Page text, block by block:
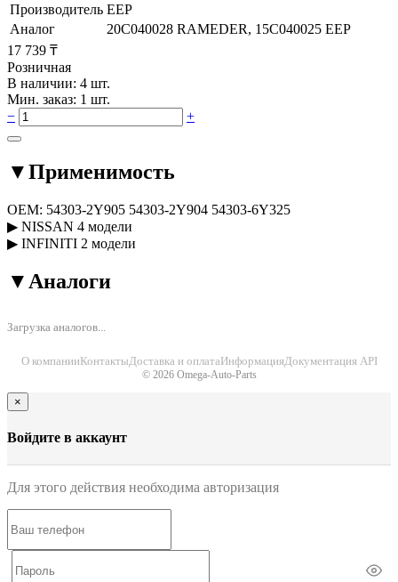
Производитель EEP
Аналог
20C040028 RAMEDER, 15C040025 EEP
17 739 ₸
Розничная
В наличии: 4 шт.
Мин. заказ: 1 шт.
−
+
▼Применимость
OEM: 54303-2Y905 54303-2Y904 54303-6Y325
▶ NISSAN 4 модели
▶ INFINITI 2 модели
▼ Аналоги
Загрузка аналогов...
О компанииКонтактыДоставка и оплатаИнформацияДокументация API
© 2026 Omega-Auto-Parts
×
Войдите в аккаунт
Для этого действия необходима авторизация